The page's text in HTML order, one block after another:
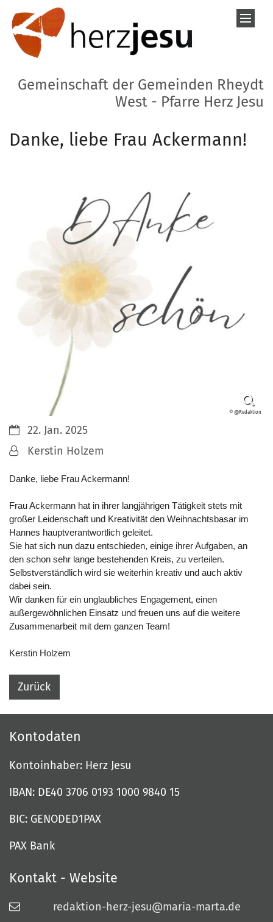
Zum Inhalt springen
Gemeinschaft der Gemeinden Rheydt
West - Pfarre Herz Jesu
Danke, liebe Frau Ackermann!
© @Redaktion
Datum:22. Jan. 2025
Von:Kerstin Holzem
Danke, liebe Frau Ackermann!
Frau Ackermann hat in ihrer langjährigen Tätigkeit stets mit
großer Leidenschaft und Kreativität den Weihnachtsbasar im
Hannes hauptverantwortlich geleitet.
Sie hat sich nun dazu entschieden, einige ihrer Aufgaben, an
den schon sehr lange bestehenden Kreis, zu verteilen.
Selbstverständlich wird sie weiterhin kreativ und auch aktiv
dabei sein.
Wir danken für ein unglaubliches Engagement, einen
außergewöhnlichen Einsatz und freuen uns auf die weitere
Zusammenarbeit mit dem ganzen Team!
Kerstin Holzem
Zurück
Kontodaten
Kontoinhaber: Herz Jesu
IBAN: DE40 3706 0193 1000 9840 15
BIC: GENODED1PAX
PAX Bank
Kontakt - Website
redaktion-herz-jesu@maria-marta.de